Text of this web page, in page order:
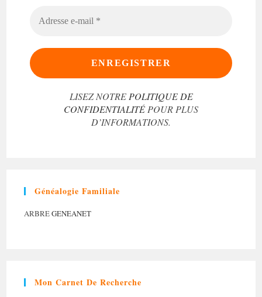
LISEZ NOTRE POLITIQUE DE
CONFIDENTIALITÉ POUR PLUS
D’INFORMATIONS.
Généalogie Familiale
ARBREGENEANET
Mon Carnet De Recherche